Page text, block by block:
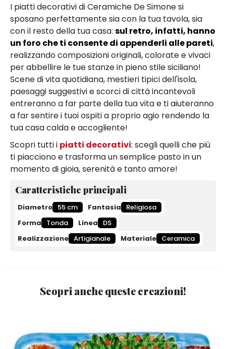
I piatti decorativi di Ceramiche De Simone si
sposano perfettamente sia con la tua tavola, sia
con il resto della tua casa: sul retro, infatti, hanno
un foro che ti consente di appenderli alle pareti,
realizzando composizioni originali, colorate e vivaci
per abbellire le tue stanze in pieno stile siciliano!
Scene di vita quotidiana, mestieri tipici dell'isola,
paesaggi suggestivi e scorci di città incantevoli
entreranno a far parte della tua vita e ti aiuteranno
a far sentire i tuoi ospiti a proprio agio rendendo la
tua casa calda e accogliente!
Scopri tutti i piatti decorativi: scegli quelli che più
ti piacciono e trasforma un semplice pasto in un
momento di gioia, serenità e tanto amore!
Caratteristiche principali
Diametro 55 cm Fantasia
Religiosa
Forma
Tonda Linea
DS
Realizzazione Artigianale Materiale Ceramica
Scopri anche queste creazioni!